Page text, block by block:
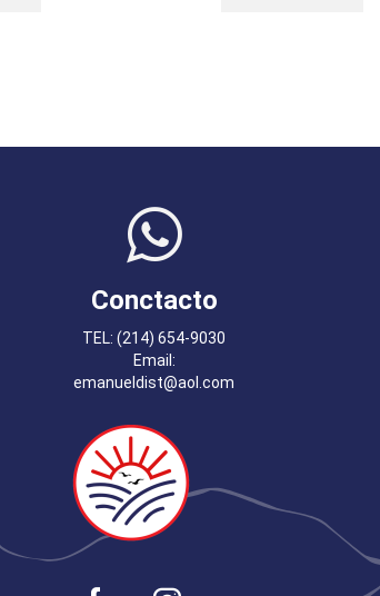
Conctacto
TEL: (214) 654-9030
Email:
emanueldist@aol.com